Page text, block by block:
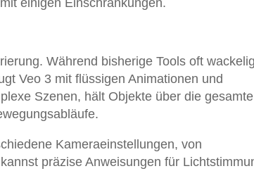
Während bisherige Tools oft
Veo 3 mit flüssigen Animationen und
Szenen, hält Objekte über die gesamte
Kameraeinstellungen, von
präzise Anweisungen für